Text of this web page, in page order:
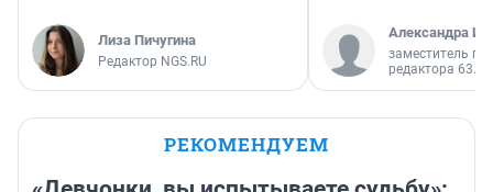
Лиза Пичугина
Редактор NGS.RU
Александра
заместитель
редактора 63.RU
РЕКОМЕНДУЕМ